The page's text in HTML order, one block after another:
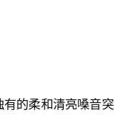
的柔和清亮嗓音突